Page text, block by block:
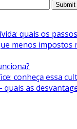
Submit
quais os
menos impostos
conheça essa
quais as